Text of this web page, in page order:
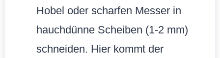
Hobel oder scharfen Messer in
hauchdünne Scheiben (1-2 mm)
schneiden. Hier kommt der